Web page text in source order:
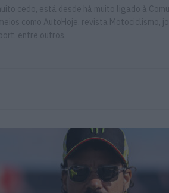
cedo, está desde há muito ligado à
como AutoHoje, revista Motociclismo,
entre outros.